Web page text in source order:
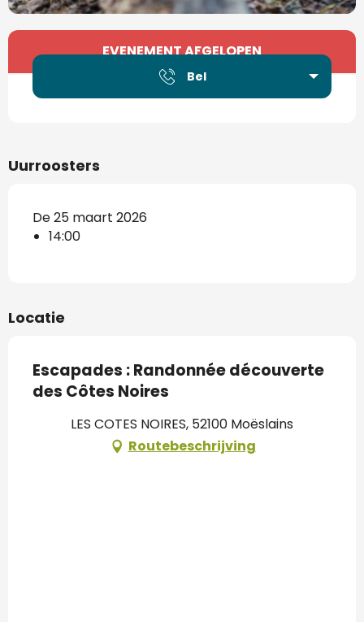
Openingstijden en contactgegevens
EVENEMENT AFGELOPEN
Bel
Uurroosters
De 25 maart 2026
14:00
Locatie
Escapades : Randonnée découverte
des Côtes Noires
LES COTES NOIRES, 52100 Moëslains
Routebeschrijving